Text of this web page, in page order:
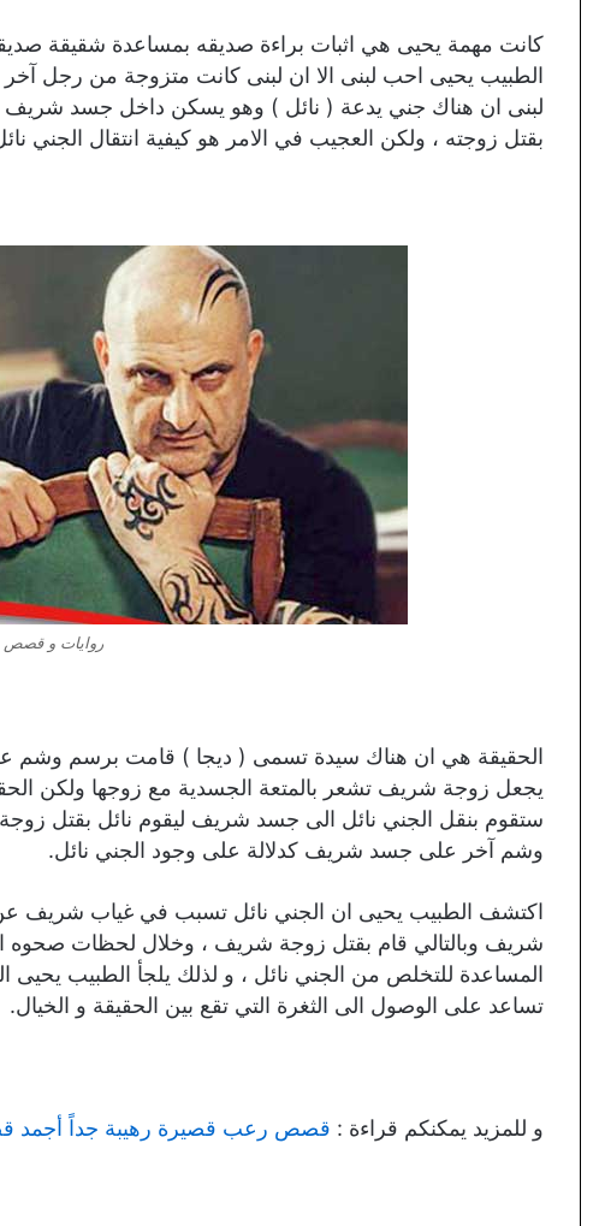
كانت مهمة يحيى هي اثبات براءة صديقه بمساعدة شقيقة
الطبيب يحيى احب لبنى الا ان لبنى كانت متزوجة من رجل آخر
لبنى ان هناك جني يدعة ( نائل ) وهو يسكن داخل جسد
بقتل زوجته ، ولكن العجيب في الامر هو كيفية انتقال الجني
روايات و قصص
الحقيقة هي ان هناك سيدة تسمى ( ديجا ) قامت برسم
يجعل زوجة شريف تشعر بالمتعة الجسدية مع زوجها ولكن
ستقوم بنقل الجني نائل الى جسد شريف ليقوم نائل بقتل
وشم آخر على جسد شريف كدلالة على وجود الجني نائل.
اكتشف الطبيب يحيى ان الجني نائل تسبب في غياب شريف عن
شريف وبالتالي قام بقتل زوجة شريف ، وخلال لحظات صحوه
المساعدة للتخلص من الجني نائل ، و لذلك يلجأ الطبيب
تساعد على الوصول الى الثغرة التي تقع بين الحقيقة و الخيال.
و للمزيد يمكنكم قراءة : قصص رعب قصيرة رهيبة جداً أجمد